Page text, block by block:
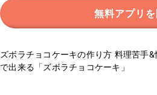
無料アプリを
ズボラチョコケーキの作り方 料理苦手
で出来る「ズボラチョコケーキ」